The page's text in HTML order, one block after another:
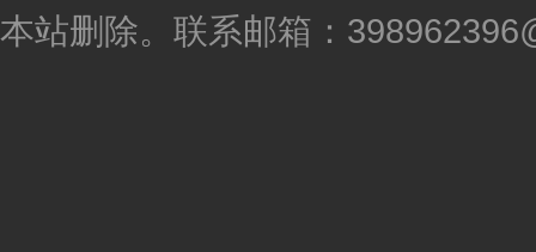
本站删除。联系邮箱：